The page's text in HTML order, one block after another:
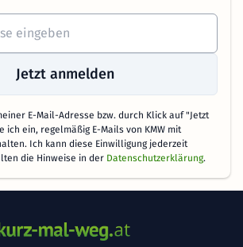
Jetzt anmelden
E-Mail-Adresse bzw. durch Klick auf "Jetzt
ich ein, regelmäßig E-Mails von KMW mit
Ich kann diese Einwilligung jederzeit
die Hinweise in der Datenschutzerklärung.